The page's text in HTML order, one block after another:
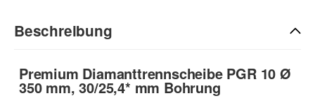
Beschreibung
Premium Diamanttrennscheibe PGR 10 Ø
350 mm, 30/25,4* mm Bohrung